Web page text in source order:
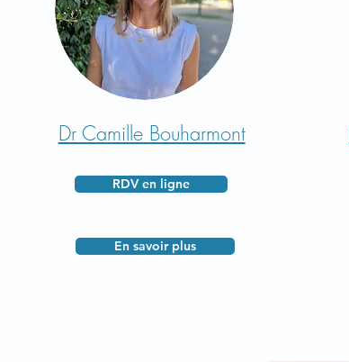
Dr Camille Bouharmont
RDV en ligne
En savoir plus